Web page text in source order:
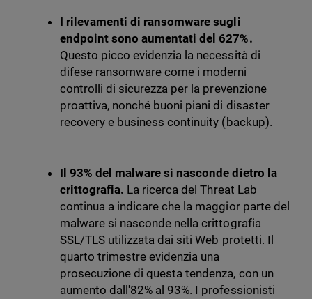
I rilevamenti di ransomware sugli
endpoint sono aumentati del 627%.
Questo picco evidenzia la necessità di
difese ransomware come i moderni
controlli di sicurezza per la prevenzione
proattiva, nonché buoni piani di disaster
recovery e business continuity (backup).
Il 93% del malware si nasconde dietro la
crittografia. La ricerca del Threat Lab
continua a indicare che la maggior parte del
malware si nasconde nella crittografia
SSL/TLS utilizzata dai siti Web protetti. Il
quarto trimestre evidenzia una
prosecuzione di questa tendenza, con un
aumento dall'82% al 93%. I professionisti